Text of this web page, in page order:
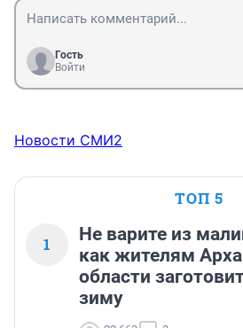
Гость
Войти
Новости СМИ2
ТОП 5
1
Не варите из
как жителям
области
зиму